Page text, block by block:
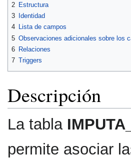
navegación
búsqueda
2 Estructura
3
Identidad
4 Lista de campos
5 Observaciones adicionales sobre los
6 Relaciones
7 Triggers
Descripción
La tabla
permite asociar